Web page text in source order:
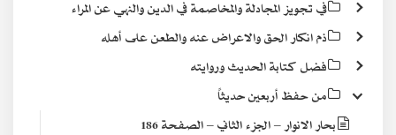
في تجويز المجادلة والمخاصمة في الدين والنهي عن المراء
ذم انكار الحق والاعراض عنه والطعن على أهله
فضل كتابة الحديث وروايته
من حفظ أربعين حديثاً
بحار الانوار – الجزء الثاني – الصفحة 186